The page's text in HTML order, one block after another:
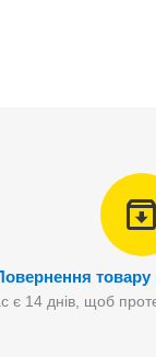
бажану
товару
є 14 днів, щоб